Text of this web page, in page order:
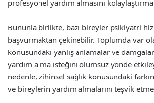
profesyonel yardım almasını
Bununla birlikte, bazı bireyler psikiyatri
başvurmaktan çekinebilir. Toplumda var
konusundaki yanlış anlamalar ve
yardım alma isteğini olumsuz yönde
nedenle, zihinsel sağlık konusundaki
ve bireylerin yardım almalarını teşvik